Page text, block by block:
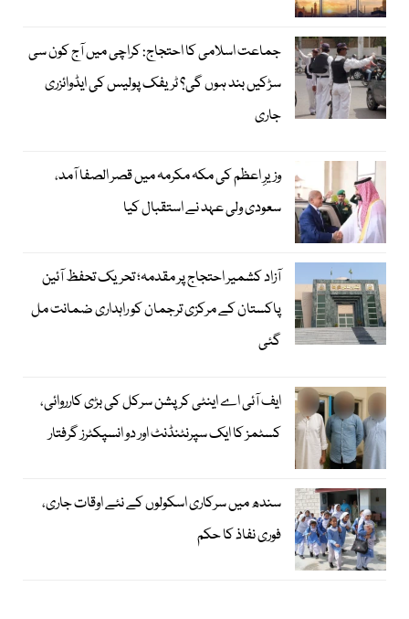
جماعت اسلامی کا احتجاج: کراچی میں آج کون سی
سڑکیں بند ہوں گی؟ ٹریفک پولیس کی ایڈوائزری
جاری
وزیرِ اعظم کی مکہ مکرمہ میں قصر الصفا آمد،
سعودی ولی عہد نے استقبال کیا
آزاد کشمیر احتجاج پر مقدمہ؛ تحریک تحفظ آئین
پاکستان کے مرکزی ترجمان کو راہداری ضمانت مل
گئی
ایف آئی اے اینٹی کرپشن سرکل کی بڑی کارروائی،
کسٹمز کا ایک سپرنٹنڈنٹ اور دو انسپکٹرز گرفتار
سندھ میں سرکاری اسکولوں کے نئے اوقات جاری،
فوری نفاذ کا حکم